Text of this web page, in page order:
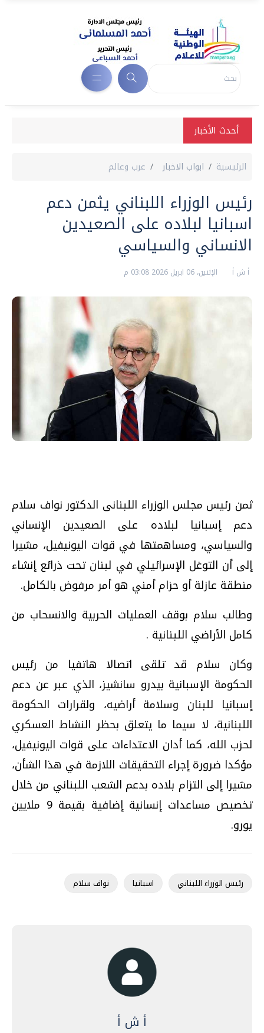
أحدث الأخبار
الرئيسية ابواب الاخبار عرب وعالم
رئيس الوزراء اللبناني يثمن دعم
اسبانيا لبلاده على الصعيدين
الانساني والسياسي
أ ش أ الإثنين، 06 ابريل 2026 03:08 م
ثمن رئيس مجلس الوزراء اللبنانى الدكتور نواف سلام
دعم إسبانيا لبلاده على الصعيدين الإنساني
والسياسي، ومساهمتها في قوات اليونيفيل، مشيرا
إلى أن التوغل الإسرائيلي في لبنان تحت ذرائع إنشاء
منطقة عازلة أو حزام أمني هو أمر مرفوض بالكامل.
وطالب سلام بوقف العمليات الحربية والانسحاب من
كامل الأراضي اللبنانية .
وكان سلام قد تلقى اتصالا هاتفيا من رئيس
الحكومة الإسبانية بيدرو سانشيز، الذي عبر عن دعم
إسبانيا للبنان وسلامة أراضيه، ولقرارات الحكومة
اللبنانية، لا سيما ما يتعلق بحظر النشاط العسكري
لحزب الله، كما أدان الاعتداءات على قوات اليونيفيل،
مؤكدا ضرورة إجراء التحقيقات اللازمة في هذا الشأن،
مشيرا إلى التزام بلاده بدعم الشعب اللبناني من خلال
تخصيص مساعدات إنسانية إضافية بقيمة 9 ملايين
يورو.
رئيس الوزراء اللبناني اسبانيا نواف سلام
أ ش أ